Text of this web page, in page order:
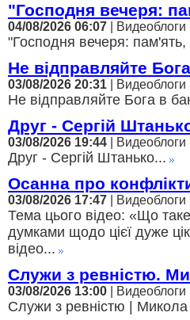
"Господня вечеря:
04/08/2026 06:07 | Видеоблоги
"Господня вечеря:
Не відправляйте
03/08/2026 20:31 | Видеоблоги
Не відправляйте Бога в
Друг - Сергій
03/08/2026 19:44 | Видеоблоги
Друг - Сергій Штанько...
Осанна про
03/08/2026 17:47 | Видеоблоги
Тема цього відео: «Що
думками щодо цієї дуже
відео...
Служи з ревністю.
03/08/2026 13:00 | Видеоблоги
Служи з ревністю |